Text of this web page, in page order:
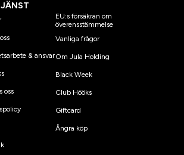
& ansvar
oss
EU:s försäkran om
överensstämmelse
Vanliga frågor
Om Jula Holding
Black Week
Club Hööks
Giftcard
Ångra köp